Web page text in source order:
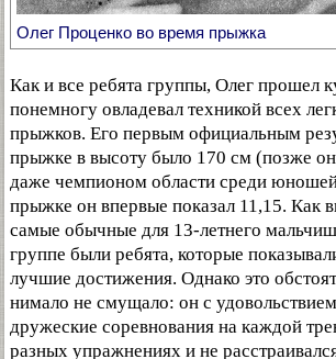
Олег Проценко во время прыжка
Как и все ребята группы, Олег прошел
понемногу овладевал техникой всех
прыжков. Его первым официальным
прыжке в высоту было 170 см (позже он
даже чемпионом области среди
прыжке он впервые показал 11,15. Как
самые обычные для 13-летнего
группе были ребята, которые
лучшие достижения. Однако это
нимало не смущало: он с
дружеские соревнования на каждой
разных упражнениях и не